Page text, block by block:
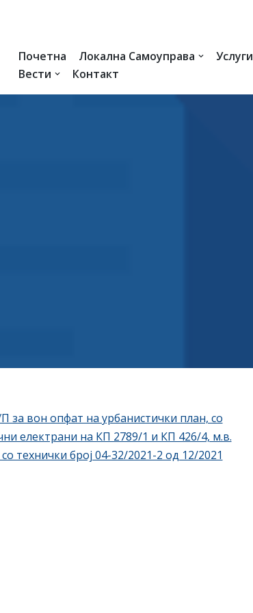
Почетна Локална Самоуправа Услуги
Вести
Контакт
за вон опфат на урбанистички план, со
електрани на КП 2789/1 и КП 426/4, м.в.
технички број 04-32/2021-2 од 12/2021